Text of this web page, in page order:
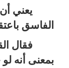
يعني
الفاسق
فقال
بمعنى أنه